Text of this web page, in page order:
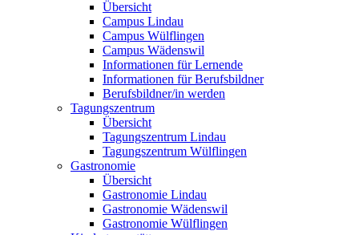
Übersicht
Campus Lindau
Campus Wülflingen
Campus Wädenswil
Informationen für Lernende
Informationen für Berufsbildner
Berufsbildner/in werden
Tagungszentrum
Übersicht
Tagungszentrum Lindau
Tagungszentrum Wülflingen
Gastronomie
Übersicht
Gastronomie Lindau
Gastronomie Wädenswil
Gastronomie Wülflingen